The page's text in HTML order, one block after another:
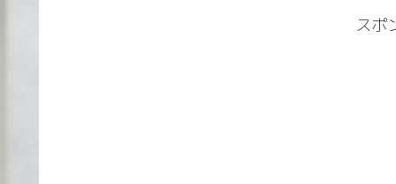
スポ